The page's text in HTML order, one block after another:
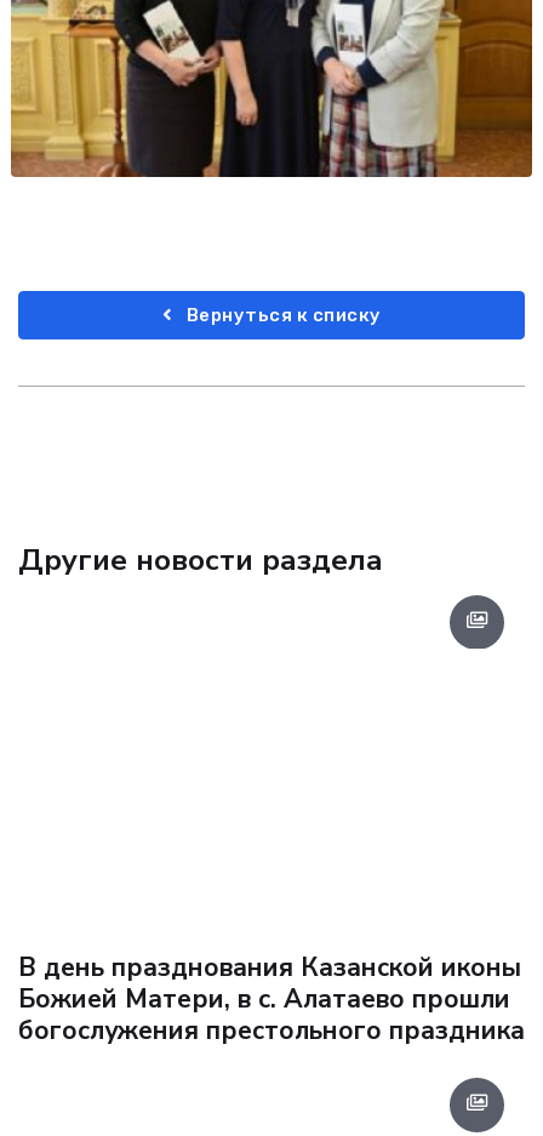
Вернуться к списку
Другие новости раздела
В день празднования Казанской иконы
Божией Матери, в с. Алатаево прошли
богослужения престольного праздника